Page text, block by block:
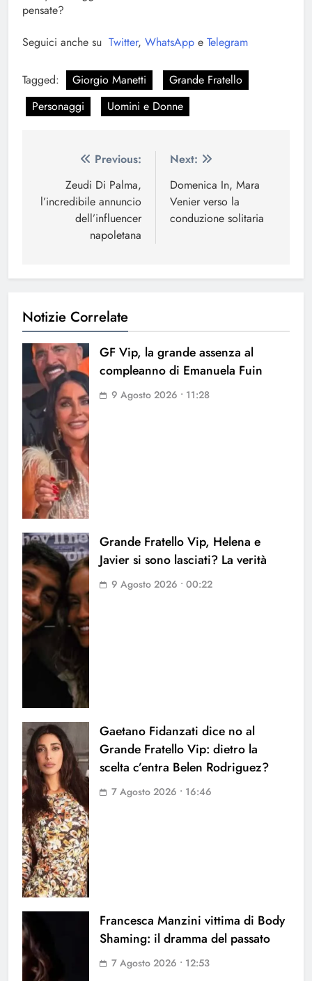
pensate?
Seguici anche su Twitter, WhatsApp e Telegram
Tagged: Giorgio Manetti
Grande Fratello
Personaggi
Uomini e Donne
Navigazione
articoli
Previous:
Zeudi Di Palma,
l’incredibile annuncio
dell’influencer
napoletana
Next:
Domenica In, Mara
Venier verso la
conduzione solitaria
Notizie Correlate
GF Vip, la grande assenza al
compleanno di Emanuela Fuin
9 Agosto 2026 • 11:28
Grande Fratello Vip, Helena e
Javier si sono lasciati? La verità
9 Agosto 2026 • 00:22
Gaetano Fidanzati dice no al
Grande Fratello Vip: dietro la
scelta c’entra Belen Rodriguez?
7 Agosto 2026 • 16:46
Francesca Manzini vittima di Body
Shaming: il dramma del passato
7 Agosto 2026 • 12:53